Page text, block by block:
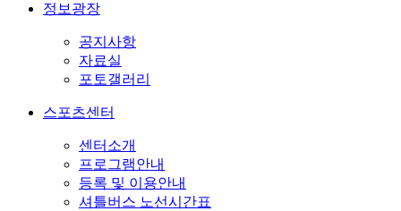
정보광장
공지사항
자료실
포토갤러리
스포츠센터
센터소개
프로그램안내
등록 및 이용안내
셔틀버스 노선시간표